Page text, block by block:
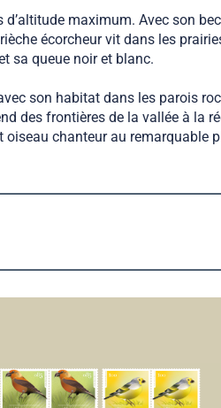
maximum. Avec son
écorcheur vit dans les
sa queue noir et blanc.
son habitat dans les parois
des frontières de la vallée à
chanteur au remarquable